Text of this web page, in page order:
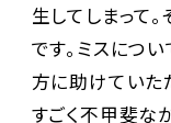
生してしまって
です。ミスにつ
方に助けていた
すごく不甲斐な